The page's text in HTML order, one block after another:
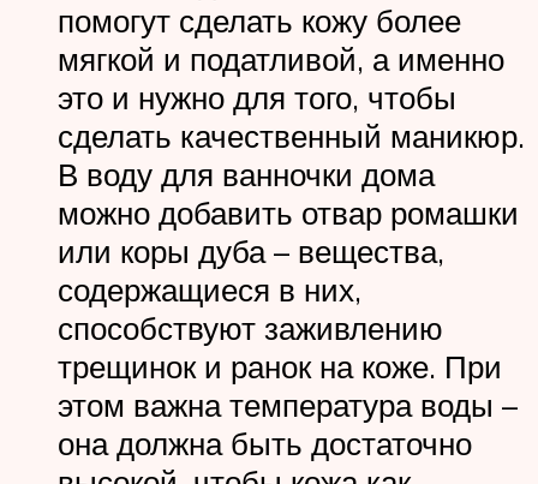
помогут сделать кожу более
мягкой и податливой, а именно
это и нужно для того, чтобы
сделать качественный маникюр.
В воду для ванночки дома
можно добавить отвар ромашки
или коры дуба – вещества,
содержащиеся в них,
способствуют заживлению
трещинок и ранок на коже. При
этом важна температура воды –
она должна быть достаточно